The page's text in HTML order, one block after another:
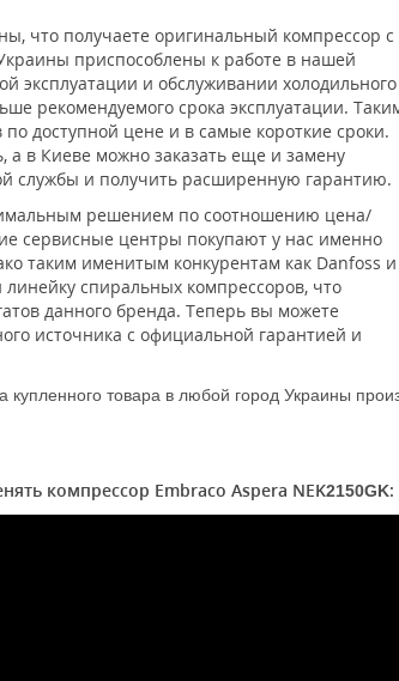
что получаете оригинальный компрессор с
приспособлены к работе в нашей
эксплуатации и обслуживании холодильного
рекомендуемого срока эксплуатации.
доступной цене и в самые короткие сроки.
а в Киеве можно заказать еще и замену
службы и получить расширенную гарантию.
решением по соотношению цена/
сервисные центры покупают у нас именно
таким именитым конкурентам как Danfoss и
спиральных компрессоров, что
данного бренда. Теперь вы можете
источника с официальной гарантией и
товара в любой город Украины
компрессор Embraco Aspera NEK2150GK: